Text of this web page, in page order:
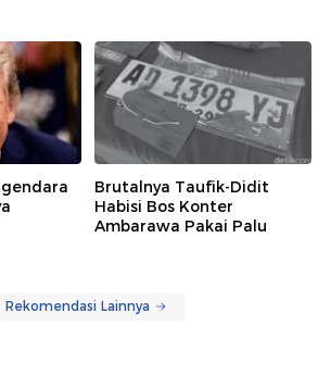
Brutalnya Taufik-Didit
Habisi Bos Konter
Ambarawa Pakai Palu
Rekomendasi Lainnya